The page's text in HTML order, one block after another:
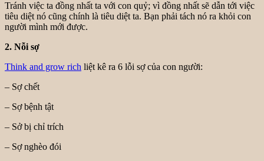
Tránh việc ta đồng nhất ta với con quỷ; vì đồng nhất sẽ dẫn tới việc
tiêu diệt nó cũng chính là tiêu diệt ta. Bạn phải tách nó ra khỏi con
người mình mới được.
2. Nỗi sợ
Think and grow rich liệt kê ra 6 lỗi sợ của con người:
– Sợ chết
– Sợ bệnh tật
– Sở bị chỉ trích
– Sợ nghèo đói